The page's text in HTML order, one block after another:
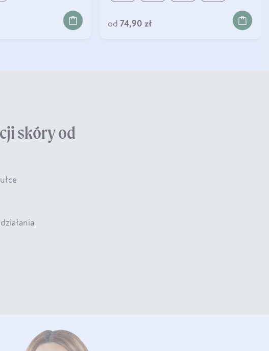
od 74,90 zł
skóry od